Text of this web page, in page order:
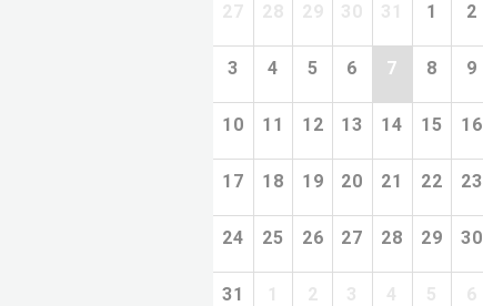
1 2
3 4 5 6 7 8 9
10 11 12 13 14 15 16
17 18 19 20 21 22 23
24 25 26 27 28 29 30
31